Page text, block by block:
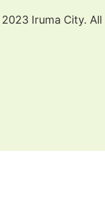
Iruma City. All